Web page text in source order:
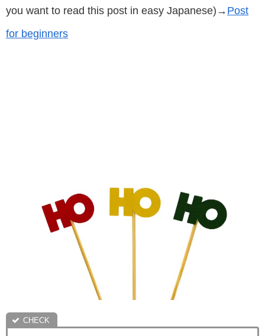
you want to read this post in easy Japanese)→ Post
for beginners